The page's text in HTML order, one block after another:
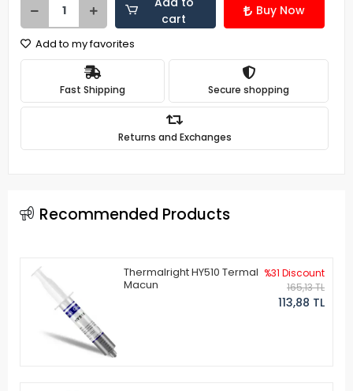
cart
Buy Now
Add to my favorites
Fast Shipping Secure shopping
Returns and Exchanges
Recommended Products
Thermalright HY510 Termal
Macun
%31 Discount
165,13 TL
113,88 TL